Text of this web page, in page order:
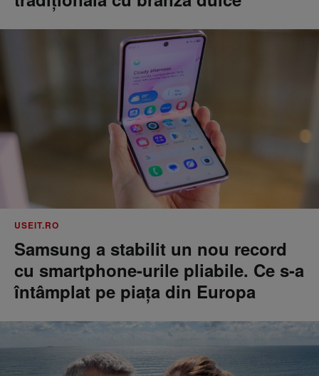
USEIT.RO
Samsung a stabilit un nou record
cu smartphone-urile pliabile. Ce s-a
întâmplat pe piața din Europa